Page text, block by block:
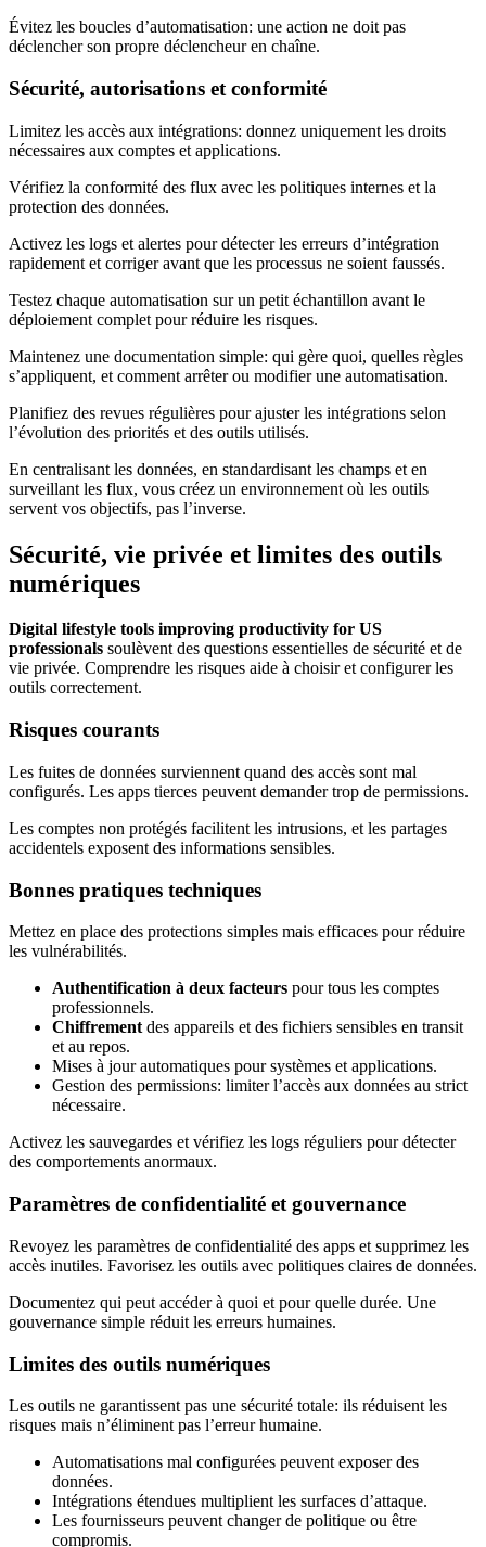
Évitez les boucles d’automatisation: une action ne doit pas
déclencher son propre déclencheur en chaîne.
Sécurité, autorisations et conformité
Limitez les accès aux intégrations: donnez uniquement les droits
nécessaires aux comptes et applications.
Vérifiez la conformité des flux avec les politiques internes et la
protection des données.
Activez les logs et alertes pour détecter les erreurs d’intégration
rapidement et corriger avant que les processus ne soient faussés.
Testez chaque automatisation sur un petit échantillon avant le
déploiement complet pour réduire les risques.
Maintenez une documentation simple: qui gère quoi, quelles règles
s’appliquent, et comment arrêter ou modifier une automatisation.
Planifiez des revues régulières pour ajuster les intégrations selon
l’évolution des priorités et des outils utilisés.
En centralisant les données, en standardisant les champs et en
surveillant les flux, vous créez un environnement où les outils
servent vos objectifs, pas l’inverse.
Sécurité, vie privée et limites des outils
numériques
Digital lifestyle tools improving productivity for US
professionals soulèvent des questions essentielles de sécurité et de
vie privée. Comprendre les risques aide à choisir et configurer les
outils correctement.
Risques courants
Les fuites de données surviennent quand des accès sont mal
configurés. Les apps tierces peuvent demander trop de permissions.
Les comptes non protégés facilitent les intrusions, et les partages
accidentels exposent des informations sensibles.
Bonnes pratiques techniques
Mettez en place des protections simples mais efficaces pour réduire
les vulnérabilités.
Authentification à deux facteurs pour tous les comptes
professionnels.
Chiffrement des appareils et des fichiers sensibles en transit
et au repos.
Mises à jour automatiques pour systèmes et applications.
Gestion des permissions: limiter l’accès aux données au strict
nécessaire.
Activez les sauvegardes et vérifiez les logs réguliers pour détecter
des comportements anormaux.
Paramètres de confidentialité et gouvernance
Revoyez les paramètres de confidentialité des apps et supprimez les
accès inutiles. Favorisez les outils avec politiques claires de données.
Documentez qui peut accéder à quoi et pour quelle durée. Une
gouvernance simple réduit les erreurs humaines.
Limites des outils numériques
Les outils ne garantissent pas une sécurité totale: ils réduisent les
risques mais n’éliminent pas l’erreur humaine.
Automatisations mal configurées peuvent exposer des
données.
Intégrations étendues multiplient les surfaces d’attaque.
Les fournisseurs peuvent changer de politique ou être
compromis.